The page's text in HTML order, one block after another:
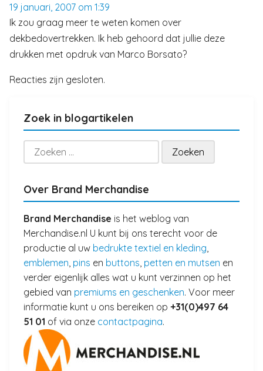
19 januari, 2007 om 1:39
Ik zou graag meer te weten komen over
dekbedovertrekken. Ik heb gehoord dat jullie deze
drukken met opdruk van Marco Borsato?
Reacties zijn gesloten.
Zoek in blogartikelen
Zoeken
naar:
Over Brand Merchandise
Brand Merchandise is het weblog van
Merchandise.nl U kunt bij ons terecht voor de
productie al uw bedrukte textiel en kleding,
emblemen, pins en buttons, petten en mutsen en
verder eigenlijk alles wat u kunt verzinnen op het
gebied van premiums en geschenken. Voor meer
informatie kunt u ons bereiken op +31(0)497 64
51 01 of via onze contactpagina.